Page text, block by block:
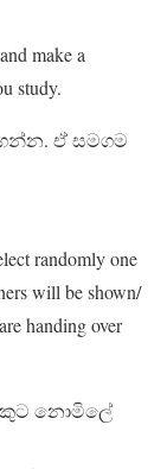
make a
study.
ඒ සමගම
randomly one
will be shown/
handing over
නොමිලේ